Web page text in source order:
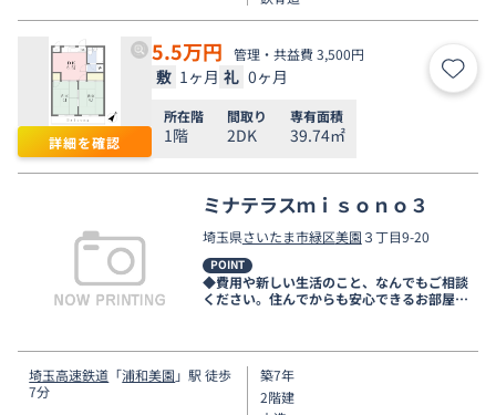
詳細を確認
5.5万円 管理・共益費 3,500円
敷 1ヶ月 礼 0ヶ月 お気
所在階
1階
間取り
2DK
専有面積
39.74㎡
ミナテラスｍｉｓｏｎｏ３
埼玉県さいたま市緑区美園３丁目9-20
POINT
◆費用や新しい生活のこと、なんでもご相談
ください。住んでからも安心できるお部屋探
埼玉高速鉄道 「浦和美園 」駅 徒歩
7分
築7年
2階建